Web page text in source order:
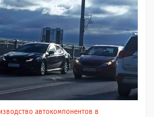
автокомпонентов в